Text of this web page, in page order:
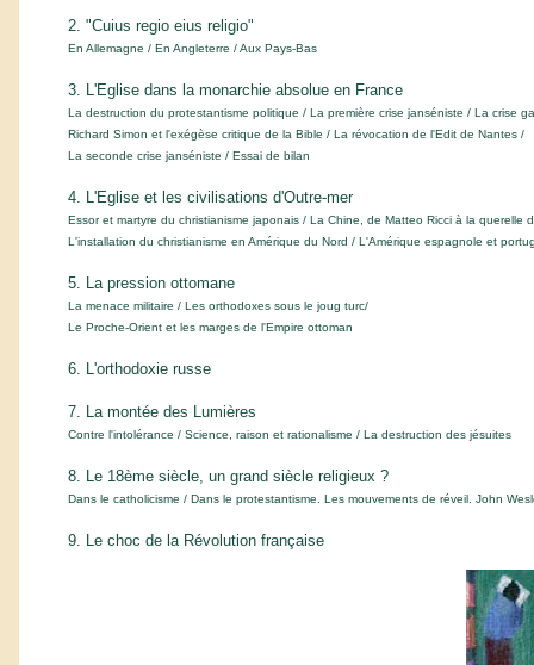
2. "Cuius regio eius religio"
En Allemagne / En Angleterre / Aux Pays-Bas
3. L'Eglise dans la monarchie absolue en France
La destruction du protestantisme politique / La première crise janséniste / La crise
Richard Simon et l'exégèse critique de la Bible / La révocation de l'Edit de Nantes /
La seconde crise janséniste / Essai de bilan
4. L'Eglise et les civilisations d'Outre-mer
Essor et martyre du christianisme japonais / La Chine, de Matteo Ricci à la querelle
L'installation du christianisme en Amérique du Nord / L'Amérique espagnole et
5. La pression ottomane
La menace militaire / Les orthodoxes sous le joug turc/
Le Proche-Orient et les marges de l'Empire ottoman
6. L'orthodoxie russe
7. La montée des Lumières
Contre l'intolérance / Science, raison et rationalisme / La destruction des jésuites
8. Le 18ème siècle, un grand siècle religieux ?
Dans le catholicisme / Dans le protestantisme. Les mouvements de réveil. John
9. Le choc de la Révolution française